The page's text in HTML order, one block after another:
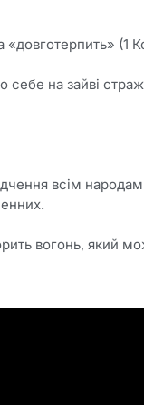
«довготерпить» (1
на зайві
всім
вогонь, який